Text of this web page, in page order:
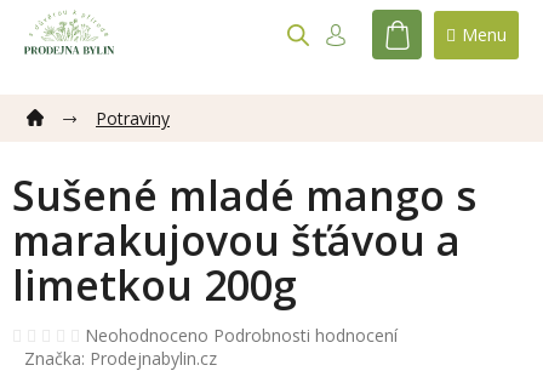
obsah
NÁKUPNÍ
Potraviny
Sušené mladé mango s
marakujovou šťávou a
limetkou 200g
Průměrné
hodnocení
Neohodnoceno Podrobnosti hodnocení
Značka: Prodejnabylin.cz